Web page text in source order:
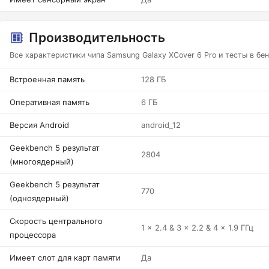
Производительность
Все характеристики чипа Samsung Galaxy XCover 6 Pro и тесты в
Встроенная память 128 ГБ
Оперативная память 6 ГБ
Версия Android android_12
Geekbench 5 результат
(многоядерный)
2804
Geekbench 5 результат
(одноядерный)
770
Скорость центрального
процессора
1 x 2.4 & 3 x 2.2 & 4 x 1.9 ГГц
Имеет слот для карт памяти Да